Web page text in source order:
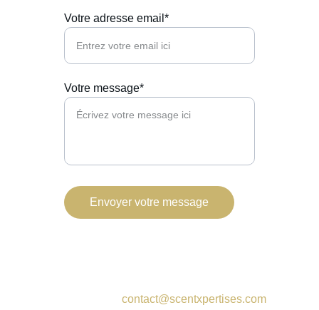
Votre adresse email*
Votre message*
Envoyer votre message
contact@scentxpertises.com